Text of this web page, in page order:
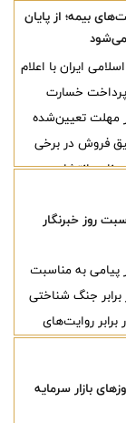
بیمه؛ از پایان
ایران با اعلام
خسارت
مهلت تعیین‌شده
فروش در برخی
انتشار
داد.
روز خبرنگار
پیامی به مناسبت
برابر جنگ شناختی
روایت‌های
بزرگ، با وجود
بازار سرمایه